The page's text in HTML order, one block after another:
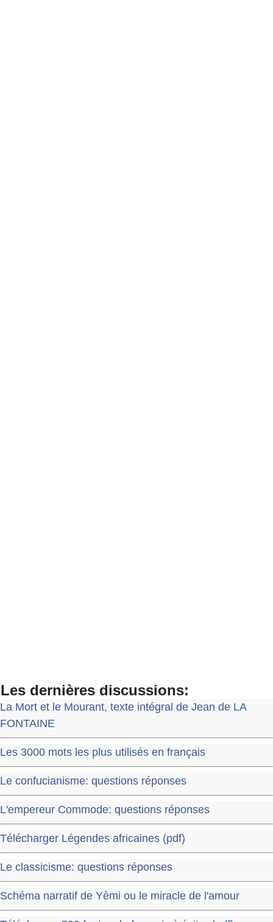
Les dernières discussions:
La Mort et le Mourant, texte intégral de Jean de LA
FONTAINE
Les 3000 mots les plus utilisés en français
Le confucianisme: questions réponses
L'empereur Commode: questions réponses
Télécharger Légendes africaines (pdf)
Le classicisme: questions réponses
Schéma narratif de Yèmi ou le miracle de l'amour